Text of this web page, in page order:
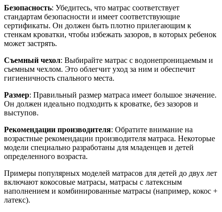
Безопасность: Убедитесь, что матрас соответствует
стандартам безопасности и имеет соответствующие
сертификаты. Он должен быть плотно прилегающим к
стенкам кроватки, чтобы избежать зазоров, в которых ребенок
может застрять.
Съемный чехол: Выбирайте матрас с водонепроницаемым и
съемным чехлом. Это облегчит уход за ним и обеспечит
гигиеничность спального места.
Размер: Правильный размер матраса имеет большое значение.
Он должен идеально подходить к кроватке, без зазоров и
выступов.
Рекомендации производителя: Обратите внимание на
возрастные рекомендации производителя матраса. Некоторые
модели специально разработаны для младенцев и детей
определенного возраста.
Примеры популярных моделей матрасов для детей до двух лет
включают кокосовые матрасы, матрасы с латексным
наполнением и комбинированные матрасы (например, кокос +
латекс).